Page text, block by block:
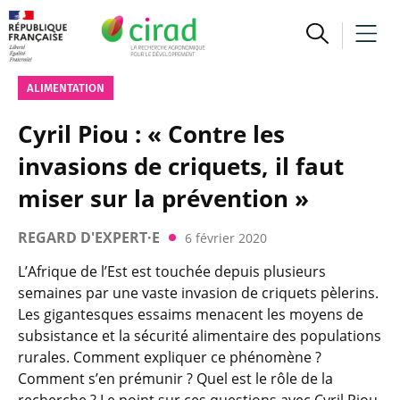
ALIMENTATION
Cyril Piou : « Contre les
invasions de criquets, il faut
miser sur la prévention »
REGARD D'EXPERT·E 6 février 2020
L’Afrique de l’Est est touchée depuis plusieurs
semaines par une vaste invasion de criquets pèlerins.
Les gigantesques essaims menacent les moyens de
subsistance et la sécurité alimentaire des populations
rurales. Comment expliquer ce phénomène ?
Comment s’en prémunir ? Quel est le rôle de la